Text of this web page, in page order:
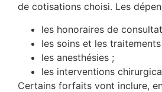
de cotisations choisi. Les
les honoraires de
les soins et les
les anesthésies ;
les interventions
Certains forfaits vont inclure,